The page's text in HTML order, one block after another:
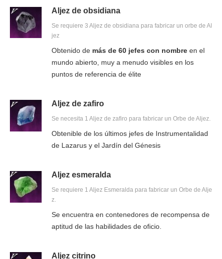
Aljez de obsidiana
Se requiere 3 Aljez de obsidiana para fabricar un orbe de Al
jez
Obtenido de más de 60 jefes con nombreen el
mundo abierto, muy a menudo visibles en los
puntos de referencia de élite
Aljez de zafiro
Se necesita 1 Aljez de zafiro para fabricar un Orbe de Aljez.
Obtenible de los últimos jefes de Instrumentalidad
de Lazarus y el Jardín del Génesis
Aljez esmeralda
Se requiere 1 Aljez Esmeralda para fabricar un Orbe de Alje
z.
Se encuentra en contenedores de recompensa de
aptitud de las habilidades de oficio.
Aljez citrino